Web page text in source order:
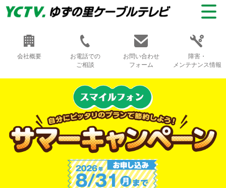
会社概要
お電話での
ご相談
お問い合わせ
フォーム
障害・
メンテナンス情報